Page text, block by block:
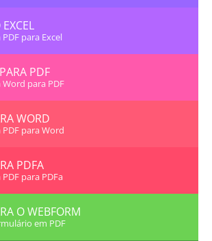
para Excel
PDF
para PDF
WORD
para Word
PDFA
para PDFa
O WEBFORM
em PDF